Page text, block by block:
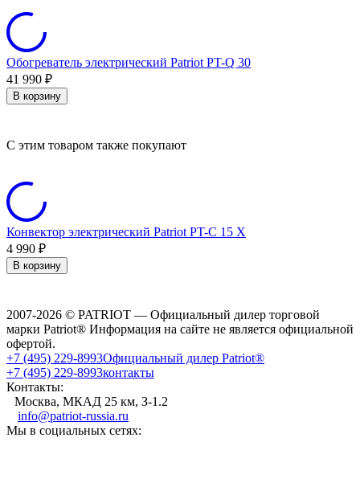
Обогреватель электрический Patriot PT-Q 30
41 990 ₽
В корзину
C этим товаром также покупают
Конвектор электрический Patriot PT-C 15 X
4 990 ₽
В корзину
2007-2026 © PATRIOT — Официальный дилер торговой
марки Patriot® Информация на сайте не является официальной
офертой.
+7 (495) 229-8993Официальный дилер Patriot®
+7 (495) 229-8993контакты
Контакты:
Москва, МКАД 25 км, З-1.2
info@patriot-russia.ru
Мы в социальных сетях: